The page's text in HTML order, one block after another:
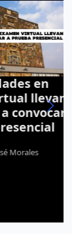
en
llevan